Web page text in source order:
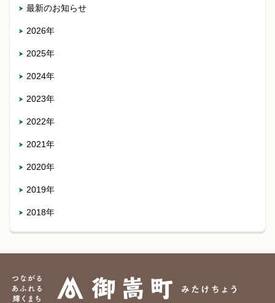
最新のお知らせ
2026年
2025年
2024年
2023年
2022年
2021年
2020年
2019年
2018年